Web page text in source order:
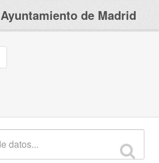
Ayuntamiento de Madrid